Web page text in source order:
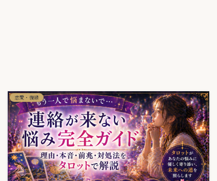
恋愛・復縁